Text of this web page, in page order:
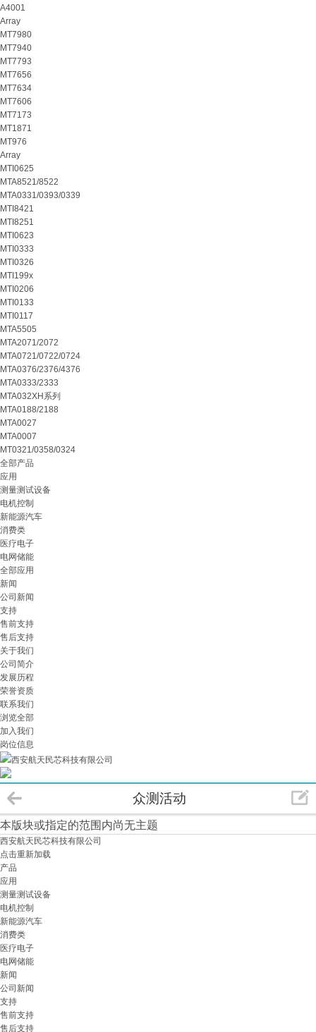
A4001
Array
MT7980
MT7940
MT7793
MT7656
MT7634
MT7606
MT7173
MT1871
MT976
Array
MTI0625
MTA8521/8522
MTA0331/0393/0339
MTI8421
MTI8251
MTI0623
MTI0333
MTI0326
MTI199x
MTI0206
MTI0133
MTI0117
MTA5505
MTA2071/2072
MTA0721/0722/0724
MTA0376/2376/4376
MTA0333/2333
MTA032XH系列
MTA0188/2188
MTA0027
MTA0007
MT0321/0358/0324
全部产品
应用
测量测试设备
电机控制
新能源汽车
消费类
医疗电子
电网储能
全部应用
新闻
公司新闻
支持
售前支持
售后支持
关于我们
公司简介
发展历程
荣誉资质
联系我们
浏览全部
加入我们
岗位信息
西安航天民芯科技有限公司
众测活动
本版块或指定的范围内尚无主题
西安航天民芯科技有限公司
点击重新加载
产品
应用
测量测试设备
电机控制
新能源汽车
消费类
医疗电子
电网储能
新闻
公司新闻
支持
售前支持
售后支持